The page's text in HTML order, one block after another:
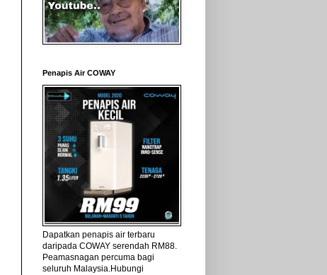
Penapis Air COWAY
Dapatkan penapis air terbaru
daripada COWAY serendah RM88.
Peamasnagan percuma bagi
seluruh Malaysia.Hubungi